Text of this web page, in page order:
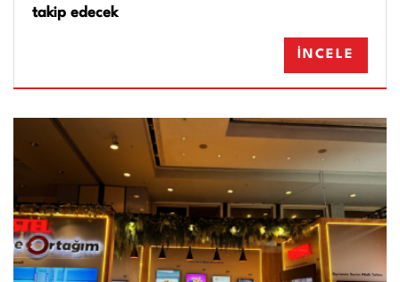
takip edecek
İNCELE